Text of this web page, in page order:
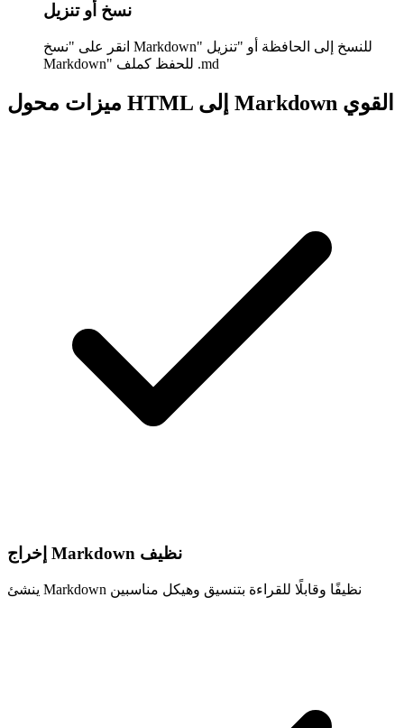
نسخ أو تنزيل
انقر على "نسخ Markdown" للنسخ إلى الحافظة أو "تنزيل
Markdown" للحفظ كملف .md
ميزات محول HTML إلى Markdown القوي
إخراج Markdown نظيف
ينشئ Markdown نظيفًا وقابلًا للقراءة بتنسيق وهيكل مناسبين